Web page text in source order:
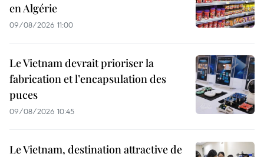
en Algérie
09/08/2026 11:00
Le Vietnam devrait prioriser la
fabrication et l’encapsulation des
puces
09/08/2026 10:45
Le Vietnam, destination attractive de